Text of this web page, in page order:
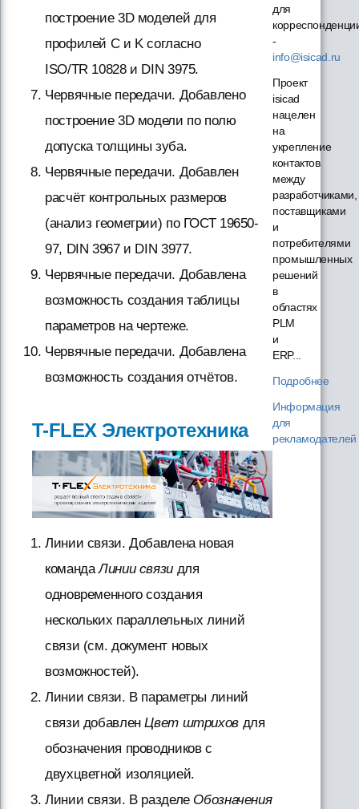
построение 3D моделей для
профилей C и K согласно
ISO/TR 10828 и DIN 3975.
Червячные передачи. Добавлено
построение 3D модели по полю
допуска толщины зуба.
Червячные передачи. Добавлен
расчёт контрольных размеров
(анализ геометрии) по ГОСТ 19650-
97, DIN 3967 и DIN 3977.
Червячные передачи. Добавлена
возможность создания таблицы
параметров на чертеже.
Червячные передачи. Добавлена
возможность создания отчётов.
T-FLEX Электротехника
Линии связи. Добавлена новая
командаЛинии связидля
одновременного создания
нескольких параллельных линий
связи (см. документ новых
возможностей).
Линии связи. В параметры линий
связи добавленЦвет штриховдля
обозначения проводников с
двухцветной изоляцией.
Линии связи. В разделе Обозначения
для
-
info@isicad.ru
Проект
isicad
нацелен
на
укрепление
контактов
между
разработчиками,
поставщиками
и
потребителями
промышленных
решений
в
областях
PLM
и
ERP...
Подробнее
Информация
для
рекламодателей